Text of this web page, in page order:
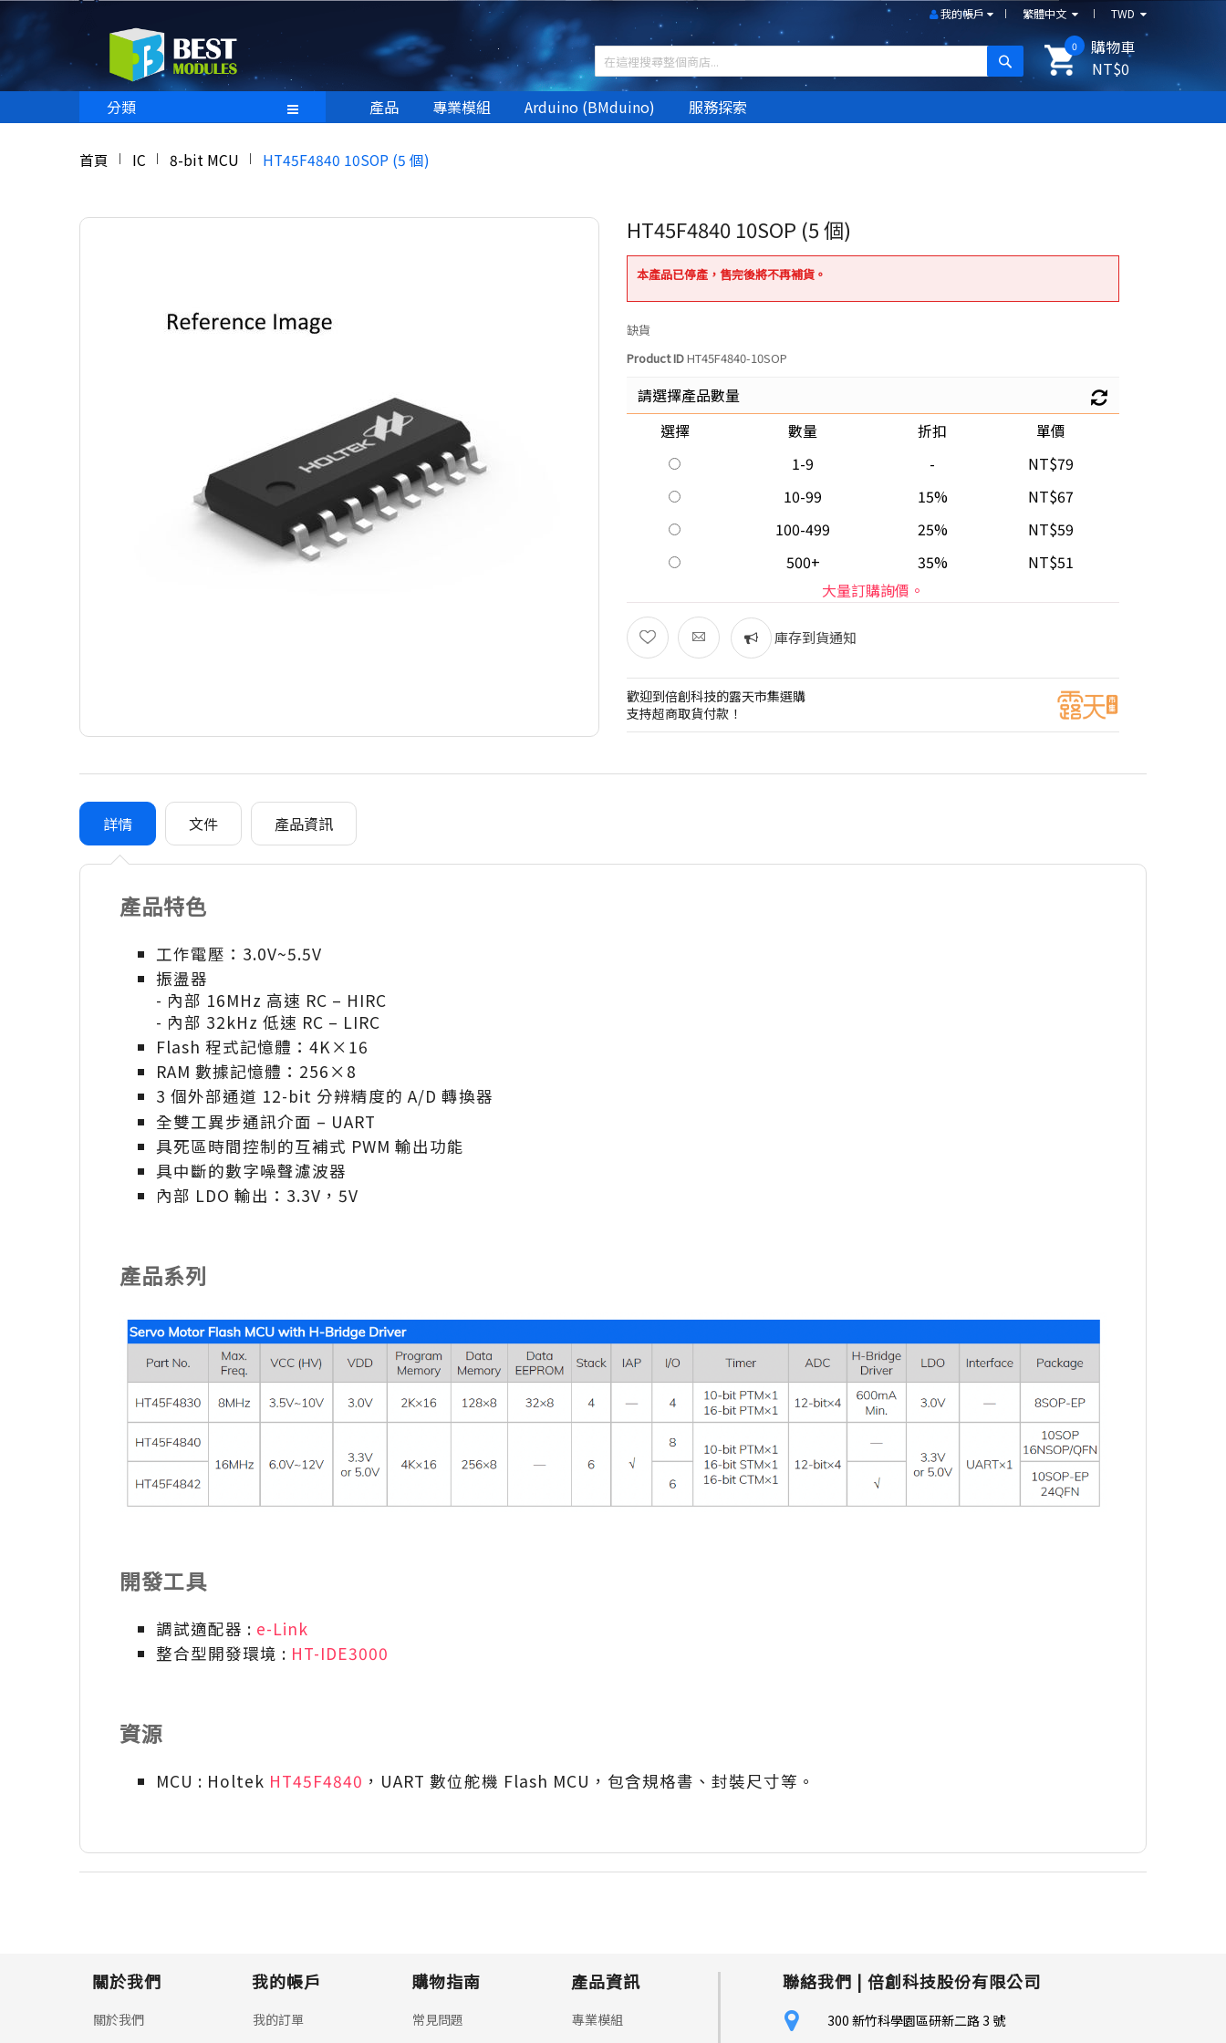
TWD
繁體中文
我的帳戶
購物車
0
NT$0
分類
產品 專業模組 Arduino (BMduino) 服務探索
首頁 IC 8-bit MCU HT45F4840 10SOP (5 個)
HT45F4840 10SOP (5 個)
本產品已停產，售完後將不再補貨。
缺貨
Product IDHT45F4840-10SOP
請選擇產品數量
選擇
數量 折扣
單價
1-9
-
NT$79
10-99
15%
NT$67
100-499
25%
NT$59
500+
35%
NT$51
大量訂購詢價。
庫存到貨通知
歡迎到倍創科技的露天市集選購
支持超商取貨付款！
詳情 文件 產品資訊
產品特色
工作電壓：3.0V~5.5V
振盪器
- 內部 16MHz 高速 RC – HIRC
- 內部 32kHz 低速 RC – LIRC
Flash 程式記憶體：4K×16
RAM 數據記憶體：256×8
3 個外部通道 12-bit 分辨精度的 A/D 轉換器
全雙工異步通訊介面 – UART
具死區時間控制的互補式 PWM 輸出功能
具中斷的數字噪聲濾波器
內部 LDO 輸出：3.3V，5V
產品系列
開發工具
調試適配器 : e-Link
整合型開發環境 : HT-IDE3000
資源
MCU : Holtek HT45F4840 ，UART 數位舵機 Flash MCU，包含規格書、封裝尺寸等。
關於我們
關於我們
我的帳戶
我的訂單
購物指南
常見問題
產品資訊
專業模組
聯絡我們 | 倍創科技股份有限公司
300 新竹科學園區研新二路 3 號